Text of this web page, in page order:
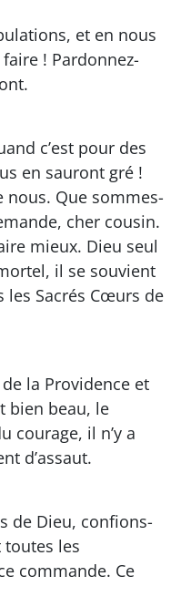
et en nous
! Pardonnez-
c’est pour des
en sauront gré !
nous. Que sommes-
cher cousin.
mieux. Dieu seul
il se souvient
les Sacrés Cœurs de
la Providence et
bien beau, le
courage, il n’y a
d’assaut.
de Dieu, confions-
toutes les
commande. Ce